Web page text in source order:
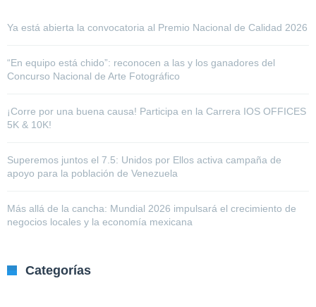
Ya está abierta la convocatoria al Premio Nacional de Calidad 2026
“En equipo está chido”: reconocen a las y los ganadores del
Concurso Nacional de Arte Fotográfico
¡Corre por una buena causa! Participa en la Carrera IOS OFFICES
5K & 10K!
Superemos juntos el 7.5: Unidos por Ellos activa campaña de
apoyo para la población de Venezuela
Más allá de la cancha: Mundial 2026 impulsará el crecimiento de
negocios locales y la economía mexicana
Categorías